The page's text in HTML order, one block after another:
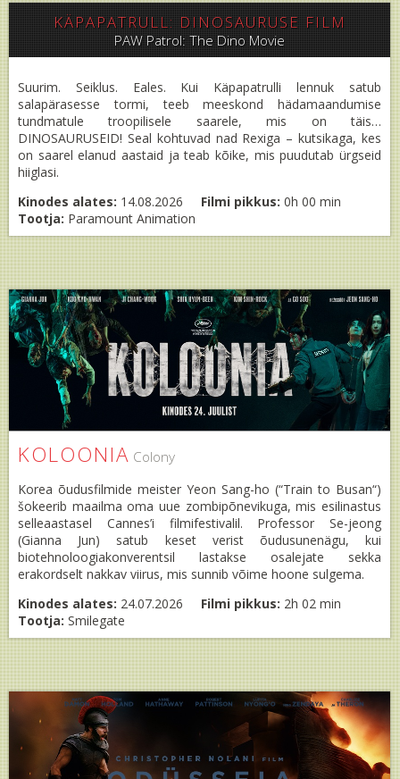
KÄPAPATRULL: DINOSAURUSE FILM
PAW Patrol: The Dino Movie
Suurim. Seiklus. Eales. Kui Käpapatrulli lennuk satub
salapärasesse tormi, teeb meeskond hädamaandumise
tundmatule troopilisele saarele, mis on täis…
DINOSAURUSEID! Seal kohtuvad nad Rexiga – kutsikaga, kes
on saarel elanud aastaid ja teab kõike, mis puudutab ürgseid
hiiglasi.
Kinodes alates: 14.08.2026 Filmi pikkus: 0h 00 min
Tootja: Paramount Animation
KOLOONIA Colony
Korea õudusfilmide meister Yeon Sang-ho (“Train to Busan“)
šokeerib maailma oma uue zombipõnevikuga, mis esilinastus
selleaastasel Cannes’i filmifestivalil. Professor Se-jeong
(Gianna Jun) satub keset verist õudusunenägu, kui
biotehnoloogiakonverentsil lastakse osalejate sekka
erakordselt nakkav viirus, mis sunnib võime hoone sulgema.
Kinodes alates: 24.07.2026 Filmi pikkus: 2h 02 min
Tootja: Smilegate